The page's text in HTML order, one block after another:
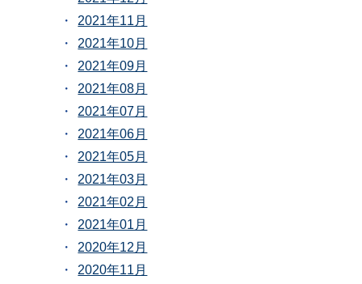
2021年11月
2021年10月
2021年09月
2021年08月
2021年07月
2021年06月
2021年05月
2021年03月
2021年02月
2021年01月
2020年12月
2020年11月